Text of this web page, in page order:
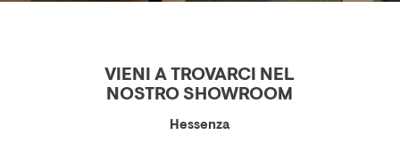
VIENI A TROVARCI NEL
NOSTRO SHOWROOM
Hessenza